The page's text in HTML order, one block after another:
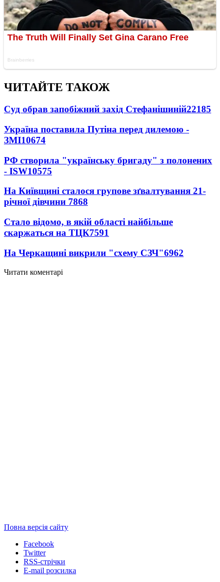
ЧИТАЙТЕ ТАКОЖ
Суд обрав запобіжний захід Стефанішиній22185
Україна поставила Путіна перед дилемою -
ЗМІ10674
РФ створила "українську бригаду" з полонених
- ISW10575
На Київщині сталося групове зґвалтування 21-
річної дівчини 7868
Стало відомо, в якій області найбільше
скаржаться на ТЦК7591
На Черкащині викрили "схему СЗЧ"6962
Читати коментарі
Повна версія сайту
Facebook
Twitter
RSS-стрічки
E-mail розсилка